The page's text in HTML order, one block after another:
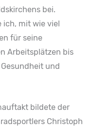
bei.
ich, mit wie viel
für seine
Arbeitsplätzen bis
und
bildete der
Christoph